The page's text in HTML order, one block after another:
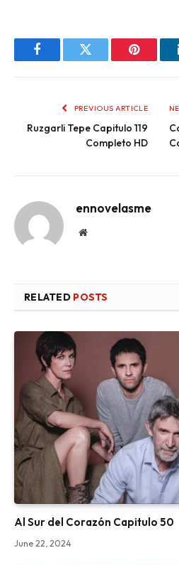
FacebookTwitter Pinterest
PREVIOUS ARTICLE
Ruzgarli Tepe Capitulo 119
Completo HD
ennovelasme
Website
RELATED POSTS
Al Sur del Corazón Capitulo 50
June 22, 2024